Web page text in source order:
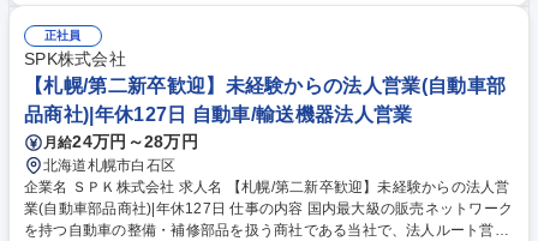
で設計、見積もり→受注 【4】施工会社の手配【5】完成後、引渡し ◎下
限100万円くらいから3000～4000万円／300坪、大きいものですと数億円
規模の施工例、さらに10億を超える規模の建設事例あり 募集職種 【熊本
エリア/農業用資材の営業】(温室を中心とした農業資材/設備の提案)
正社員
SPK株式会社
【札幌/第二新卒歓迎】未経験からの法人営業(自動車部
品商社)|年休127日 自動車/輸送機器法人営業
月給24万円～28万円
北海道札幌市白石区
企業名 ＳＰＫ株式会社 求人名 【札幌/第二新卒歓迎】未経験からの法人営
業(自動車部品商社)|年休127日 仕事の内容 国内最大級の販売ネットワーク
を持つ自動車の整備・補修部品を扱う商社である当社で、法人ルート営業